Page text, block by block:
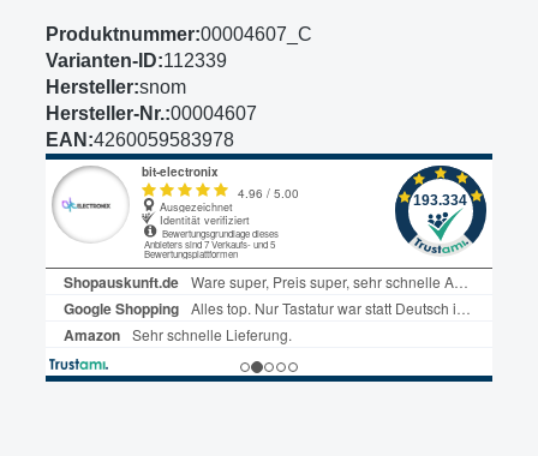
Produktnummer:00004607_C
Varianten-ID:112339
Hersteller:snom
Hersteller-Nr.:00004607
EAN:4260059583978